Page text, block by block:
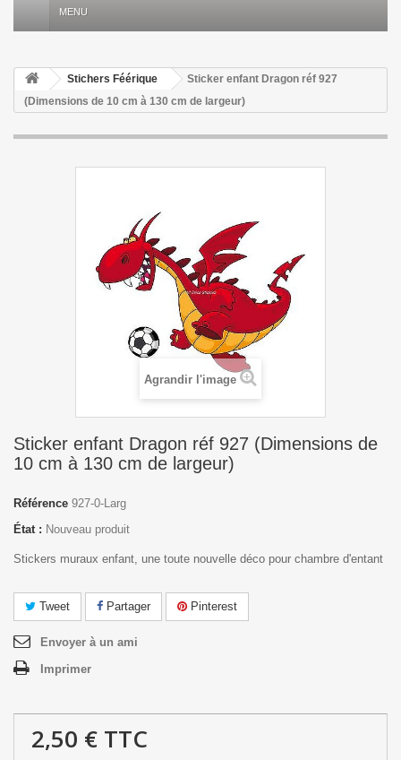
MENU
Stichers Féérique
Sticker enfant Dragon réf 927
(Dimensions de 10 cm à 130 cm de largeur)
Agrandir l'image
Sticker enfant Dragon réf 927 (Dimensions de
10 cm à 130 cm de largeur)
Référence 927-0-Larg
État : Nouveau produit
Stickers muraux enfant, une toute nouvelle déco pour chambre d'entant
Tweet Partager Pinterest
Envoyer à un ami
Imprimer
2,50 € TTC